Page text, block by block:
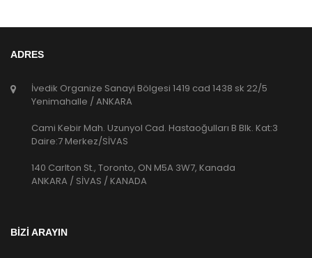
ADRES
İvedik Organize Sanayi Bölgesi 1419 cad 1438 sk 22/5
Yenimahalle / ANKARA
Cami Kebir Mah. Uzunyol Cad. Hastaoğulları B Blk. Kat:3
Daire:7 Merkez/SİVAS
140 Carlton St., Toronto, ON M5A 3W7, Kanada
ANKARA / SİVAS / KANADA
BİZİ ARAYIN